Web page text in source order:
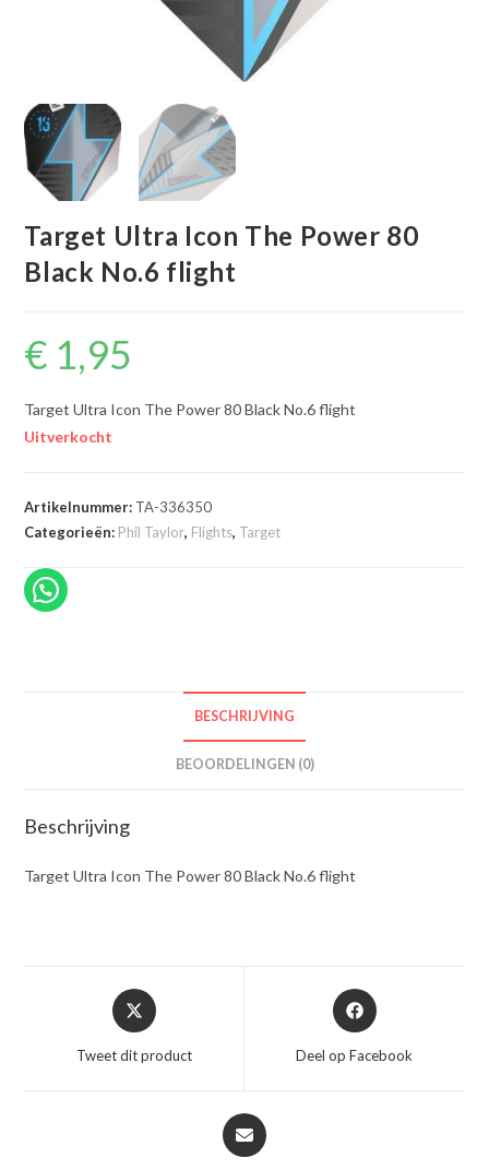
Target Ultra Icon The Power 80
Black No.6 flight
€ 1,95
Target Ultra Icon The Power 80 Black No.6 flight
Uitverkocht
Artikelnummer: TA-336350
Categorieën: Phil Taylor, Flights, Target
BESCHRIJVING
BEOORDELINGEN (0)
Beschrijving
Target Ultra Icon The Power 80 Black No.6 flight
Opent
in
nieuw
Tweet dit product
Opent
in
nieuw
Deel op Facebook
Opent
in